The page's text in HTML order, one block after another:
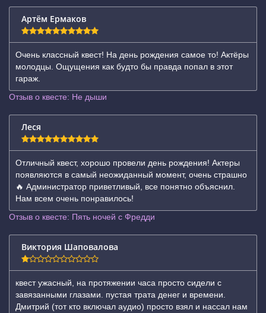
Артём Ермаков
Очень классный квест! На день рождения самое то! Актёры
молодцы. Ощущения как будто бы правда попал в этот
гараж.
Отзыв о квесте: Не дыши
Леся
Отличный квест, хорошо провели день рождения! Актеры
появляются в самый неожиданный момент, очень страшно
🔥 Администратор приветливый, все понятно объяснил.
Нам всем очень понравилось!
Отзыв о квесте: Пять ночей с Фредди
Виктория Шаповалова
квест ужасный, на протяжении часа просто сидели с
завязанными глазами. пустая трата денег и времени.
Дмитрий (тот кто включал аудио) просто взял и нассал нам